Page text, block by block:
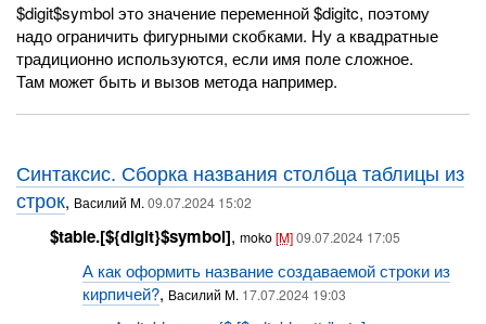
$digit$symbol это значение переменной $digitc, поэтому
надо ограничить фигурными скобками. Ну а квадратные
традиционно используются, если имя поле сложное.
Там может быть и вызов метода например.
Синтаксис. Сборка названия столбца таблицы из
строк, Василий М.09.07.2024 15:02
$table.[${digit}$symbol], moko[M] 09.07.2024 17:05
А как оформить название создаваемой строки из
кирпичей?, Василий М. 17.07.2024 19:03